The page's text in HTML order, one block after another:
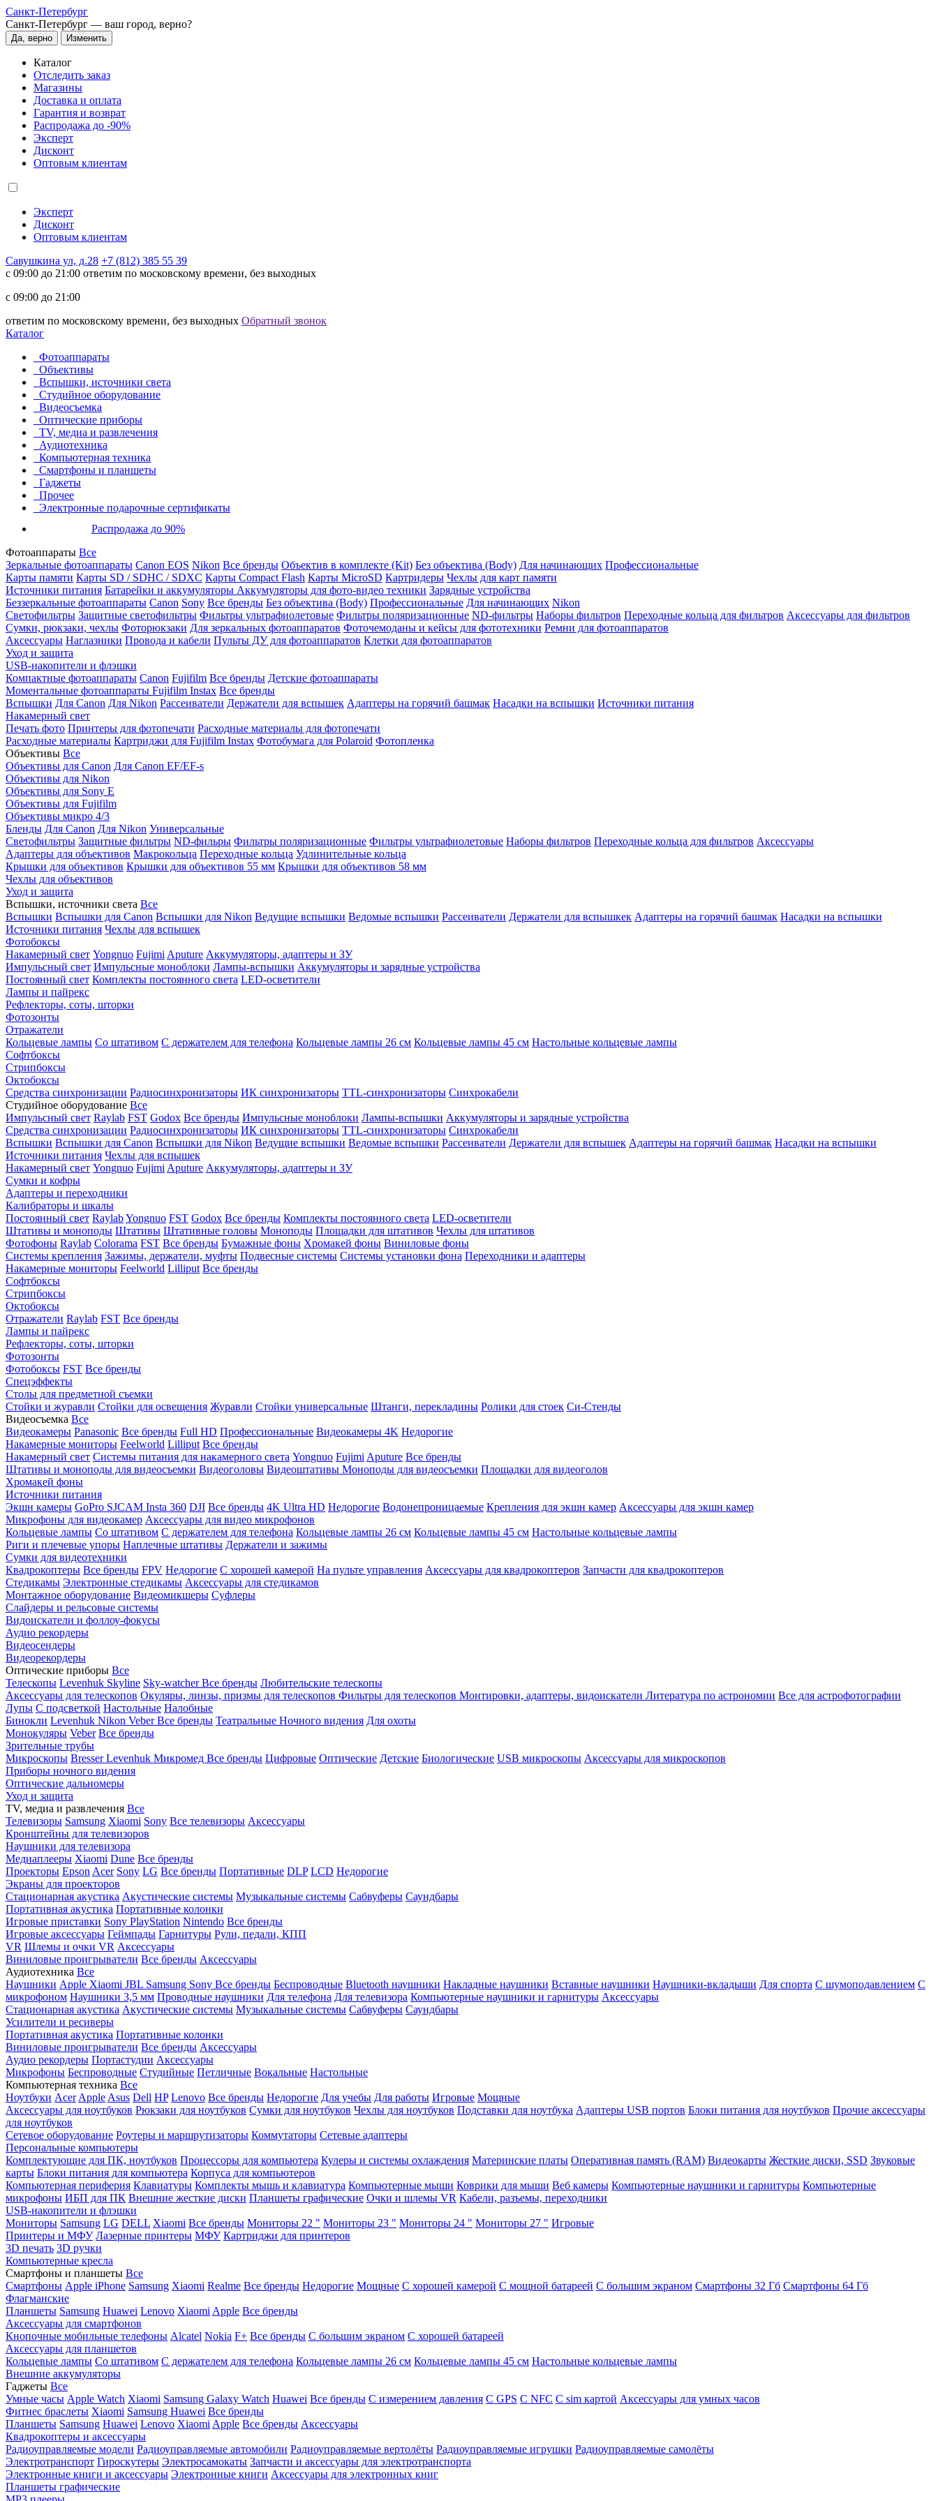
Санкт-Петербург
Санкт-Петербург — ваш город, верно?
Да, верно Изменить
Каталог
Отследить заказ
Магазины
Доставка и оплата
Гарантия и возврат
Распродажа до -90%
Эксперт
Дисконт
Оптовым клиентам
Эксперт
Дисконт
Оптовым клиентам
Савушкина ул, д.28 +7 (812) 385 55 39
c 09:00 до 21:00 ответим по московскому времени, без выходных
c 09:00 до 21:00
ответим по московскому времени, без выходных Обратный звонок
Каталог
Фотоаппараты
Объективы
Вспышки, источники света
Студийное оборудование
Видеосъемка
Оптические приборы
TV, медиа и развлечения
Аудиотехника
Компьютерная техника
Смартфоны и планшеты
Гаджеты
Прочее
Электронные подарочные сертификаты
Распродажа до 90%
Фотоаппараты Все
Зеркальные фотоаппараты Canon EOS Nikon Все бренды Объектив в комплекте (Kit) Без объектива (Body) Для начинающих Профессиональные
Карты памяти Карты SD / SDHC / SDXC Карты Compact Flash Карты MicroSD Картридеры Чехлы для карт памяти
Источники питания Батарейки и аккумуляторы Аккумуляторы для фото-видео техники Зарядные устройства
Беззеркальные фотоаппараты Canon Sony Все бренды Без объектива (Body) Профессиональные Для начинающих Nikon
Светофильтры Защитные светофильтры Фильтры ультрафиолетовые Фильтры поляризационные ND-фильтры Наборы фильтров Переходные кольца для фильтров Аксессуары для фильтров
Сумки, рюкзаки, чехлы Фоторюкзаки Для зеркальных фотоаппаратов Фоточемоданы и кейсы для фототехники Ремни для фотоаппаратов
Аксессуары Наглазники Провода и кабели Пульты ДУ для фотоаппаратов Клетки для фотоаппаратов
Уход и защита
USB-накопители и флэшки
Компактные фотоаппараты Canon Fujifilm Все бренды Детские фотоаппараты
Моментальные фотоаппараты Fujifilm Instax Все бренды
Вспышки Для Canon Для Nikon Рассеиватели Держатели для вспышек Адаптеры на горячий башмак Насадки на вспышки Источники питания
Накамерный свет
Печать фото Принтеры для фотопечати Расходные материалы для фотопечати
Расходные материалы Картриджи для Fujifilm Instax Фотобумага для Polaroid Фотопленка
Объективы Все
Объективы для Canon Для Canon EF/EF-s
Объективы для Nikon
Объективы для Sony E
Объективы для Fujifilm
Объективы микро 4/3
Бленды Для Canon Для Nikon Универсальные
Светофильтры Защитные фильтры ND-фильры Фильтры поляризационные Фильтры ультрафиолетовые Наборы фильтров Переходные кольца для фильтров Аксессуары
Адаптеры для объективов Макрокольца Переходные кольца Удлинительные кольца
Крышки для объективов Крышки для объективов 55 мм Крышки для объективов 58 мм
Чехлы для объективов
Уход и защита
Вспышки, источники света Все
Вспышки Вспышки для Canon Вспышки для Nikon Ведущие вспышки Ведомые вспышки Рассеиватели Держатели для вспышкек Адаптеры на горячий башмак Насадки на вспышки
Источники питания Чехлы для вспышек
Фотобоксы
Накамерный свет Yongnuo Fujimi Aputure Аккумуляторы, адаптеры и ЗУ
Импульсный свет Импульсные моноблоки Лампы-вспышки Аккумуляторы и зарядные устройства
Постоянный свет Комплекты постоянного света LED-осветители
Лампы и пайрекс
Рефлекторы, соты, шторки
Фотозонты
Отражатели
Кольцевые лампы Со штативом С держателем для телефона Кольцевые лампы 26 см Кольцевые лампы 45 см Настольные кольцевые лампы
Софтбоксы
Стрипбоксы
Октобоксы
Средства синхронизации Радиосинхронизаторы ИК синхронизаторы TTL-синхронизаторы Синхрокабели
Студийное оборудование Все
Импульсный свет Raylab FST Godox Все бренды Импульсные моноблоки Лампы-вспышки Аккумуляторы и зарядные устройства
Средства синхронизации Радиосинхронизаторы ИК синхронизаторы TTL-синхронизаторы Синхрокабели
Вспышки Вспышки для Canon Вспышки для Nikon Ведущие вспышки Ведомые вспышки Рассеиватели Держатели для вспышек Адаптеры на горячий башмак Насадки на вспышки
Источники питания Чехлы для вспышек
Накамерный свет Yongnuo Fujimi Aputure Аккумуляторы, адаптеры и ЗУ
Сумки и кофры
Адаптеры и переходники
Калибраторы и шкалы
Постоянный свет RaylabYongnuo FST Godox Все бренды Комплекты постоянного света LED-осветители
Штативы и моноподы Штативы Штативные головы Моноподы Площадки для штативов Чехлы для штативов
Фотофоны Raylab Colorama FST Все бренды Бумажные фоны Хромакей фоны Виниловые фоны
Системы крепления Зажимы, держатели, муфты Подвесные системы Системы установки фона Переходники и адаптеры
Накамерные мониторы Feelworld Lilliput Все бренды
Софтбоксы
Стрипбоксы
Октобоксы
Отражатели Raylab FST Все бренды
Лампы и пайрекс
Рефлекторы, соты, шторки
Фотозонты
Фотобоксы FST Все бренды
Спецэффекты
Столы для предметной съемки
Стойки и журавли Стойки для освещения Журавли Стойки универсальные Штанги, перекладины Ролики для стоек Си-Стенды
Видеосъемка Все
Видеокамеры Panasonic Все бренды Full HD Профессиональные Видеокамеры 4K Недорогие
Накамерные мониторы Feelworld Lilliput Все бренды
Накамерный свет Системы питания для накамерного света Yongnuo Fujimi Aputure Все бренды
Штативы и моноподы для видеосъемки Видеоголовы Видеоштативы Моноподы для видеосъемки Площадки для видеоголов
Хромакей фоны
Источники питания
Экшн камеры GoPro SJCAM Insta 360 DJI Все бренды 4K Ultra HD Недорогие Водонепроницаемые Крепления для экшн камер Аксессуары для экшн камер
Микрофоны для видеокамер Аксессуары для видео микрофонов
Кольцевые лампы Со штативом C держателем для телефона Кольцевые лампы 26 см Кольцевые лампы 45 см Настольные кольцевые лампы
Риги и плечевые упоры Наплечные штативы Держатели и зажимы
Сумки для видеотехники
Квадрокоптеры Все бренды FPV Недорогие С хорошей камерой На пульте управления Аксессуары для квадрокоптеров Запчасти для квадрокоптеров
Стедикамы Электронные стедикамы Аксессуары для стедикамов
Монтажное оборудование Видеомикшеры Суфлеры
Слайдеры и рельсовые системы
Видоискатели и фоллоу-фокусы
Аудио рекордеры
Видеосендеры
Видеорекордеры
Оптические приборы Все
Телескопы Levenhuk Skyline Sky-watcherВсе бренды Любительские телескопы
Аксессуары для телескопов Окуляры, линзы, призмы для телескопов Фильтры для телескопов Монтировки, адаптеры, видоискатели Литература по астрономии Все для астрофотографии
Лупы С подсветкой Настольные Налобные
Бинокли Levenhuk Nikon VeberВсе бренды Театральные Ночного видения Для охоты
Монокуляры Veber Все бренды
Зрительные трубы
Микроскопы BresserLevenhuk Микромед Все бренды Цифровые Оптические Детские Биологические USB микроскопы Аксессуары для микроскопов
Приборы ночного видения
Оптические дальномеры
Уход и защита
TV, медиа и развлечения Все
Телевизоры Samsung Xiaomi Sony Все телевизоры Аксессуары
Кронштейны для телевизоров
Наушники для телевизора
Медиаплееры Xiaomi Dune Все бренды
Проекторы Epson Acer Sony LG Все бренды Портативные DLP LCD Недорогие
Экраны для проекторов
Стационарная акустика Акустические системы Музыкальные системы Сабвуферы Саундбары
Портативная акустика Портативные колонки
Игровые приставки Sony PlayStation Nintendo Все бренды
Игровые аксессуары Геймпады Гарнитуры Рули, педали, КПП
VR Шлемы и очки VR Аксессуары
Виниловые проигрыватели Все бренды Аксессуары
Аудиотехника Все
Наушники Apple Xiaomi JBL Samsung Sony Все бренды Беспроводные Bluetooth наушники Накладные наушники Вставные наушники Наушники-вкладыши Для спорта С шумоподавлением С
микрофоном Наушники 3,5 мм Проводные наушники Для телефона Для телевизора Компьютерные наушники и гарнитуры Аксессуары
Стационарная акустика Акустические системы Музыкальные системы Сабвуферы Саундбары
Усилители и ресиверы
Портативная акустика Портативные колонки
Виниловые проигрыватели Все бренды Аксессуары
Аудио рекордеры Портастудии Аксессуары
Микрофоны Беспроводные Студийные Петличные Вокальные Настольные
Компьютерная техника Все
Ноутбуки Acer Apple Asus Dell HP Lenovo Все бренды Недорогие Для учебы Для работы Игровые Мощные
Аксессуары для ноутбуков Рюкзаки для ноутбуков Сумки для ноутбуков Чехлы для ноутбуков Подставки для ноутбука Адаптеры USB портов Блоки питания для ноутбуков Прочие аксессуары
для ноутбуков
Сетевое оборудование Роутеры и маршрутизаторы Коммутаторы Сетевые адаптеры
Персональные компьютеры
Комплектующие для ПК, ноутбуков Процессоры для компьютера Кулеры и системы охлаждения Материнские платы Оперативная память (RAM) Видеокарты Жесткие диски, SSD Звуковые
карты Блоки питания для компьютера Корпуса для компьютеров
Компьютерная периферия Клавиатуры Комплекты мышь и клавиатура Компьютерные мыши Коврики для мыши Веб камеры Компьютерные наушники и гарнитуры Компьютерные
микрофоны ИБП для ПК Внешние жесткие диски Планшеты графические Очки и шлемы VR Кабели, разъемы, переходники
USB-накопители и флэшки
Мониторы Samsung LG DELL Xiaomi Все бренды Мониторы 22 " Мониторы 23 " Мониторы 24 " Мониторы 27 " Игровые
Принтеры и МФУ Лазерные принтеры МФУ Картриджи для принтеров
3D печать 3D ручки
Компьютерные кресла
Смартфоны и планшеты Все
Смартфоны Apple iPhone Samsung Xiaomi Realme Все бренды Недорогие Мощные С хорошей камерой С мощной батареей С большим экраном Смартфоны 32 Гб Смартфоны 64 Гб
Флагманские
Планшеты Samsung Huawei Lenovo Xiaomi Apple Все бренды
Аксессуары для смартфонов
Кнопочные мобильные телефоны Alcatel Nokia F+ Все бренды С большим экраном С хорошей батареей
Аксессуары для планшетов
Кольцевые лампы Со штативом C держателем для телефона Кольцевые лампы 26 см Кольцевые лампы 45 см Настольные кольцевые лампы
Внешние аккумуляторы
Гаджеты Все
Умные часы Apple Watch Xiaomi Samsung Galaxy Watch Huawei Все бренды C измерением давления C GPS C NFC C sim картой Аксессуары для умных часов
Фитнес браслеты Xiaomi Samsung Huawei Все бренды
Планшеты Samsung Huawei Lenovo Xiaomi Apple Все бренды Аксессуары
Квадрокоптеры и аксессуары
Радиоуправляемые модели Радиоуправляемые автомобили Радиоуправляемые вертолёты Радиоуправляемые игрушки Радиоуправляемые самолёты
Электротранспорт Гироскутеры Электросамокаты Запчасти и аксессуары для электротранспорта
Электронные книги и аксессуары Электронные книги Аксессуары для электронных книг
Планшеты графические